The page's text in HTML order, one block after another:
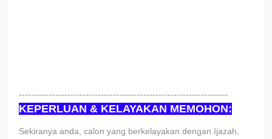
---------------------------------------------------------------------
KEPERLUAN & KELAYAKAN MEMOHON:
Sekiranya anda, calon yang berkelayakan dengan Ijazah,